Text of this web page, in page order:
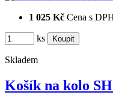
1 025 Kč Cena s
ks
Skladem
Košík na kolo